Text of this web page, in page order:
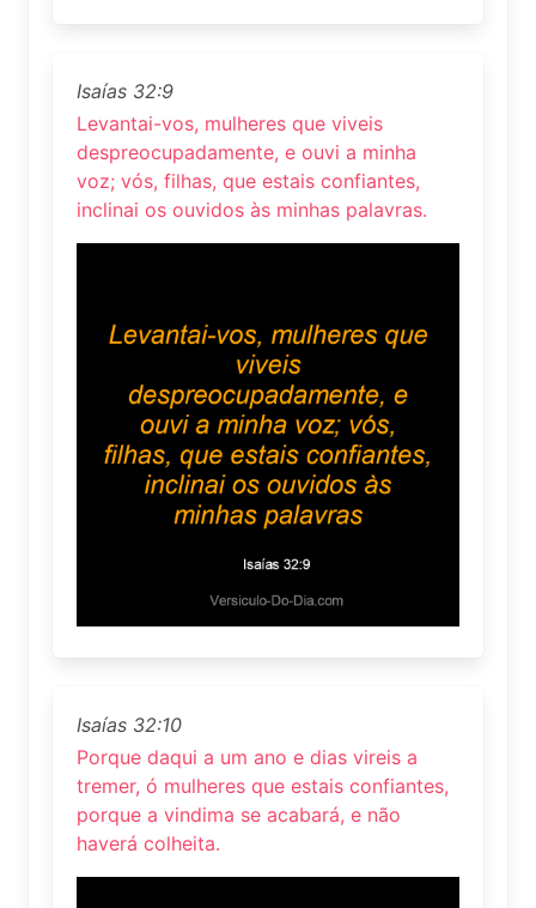
Isaías 32:9
Levantai-vos, mulheres que viveis
despreocupadamente, e ouvi a minha
voz; vós, filhas, que estais confiantes,
inclinai os ouvidos às minhas palavras.
Isaías 32:10
Porque daqui a um ano e dias vireis a
tremer, ó mulheres que estais confiantes,
porque a vindima se acabará, e não
haverá colheita.